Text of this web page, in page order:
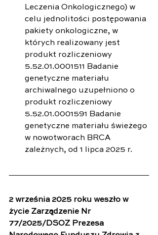
Leczenia Onkologicznego) w
celu jednolitości postępowania
pakiety onkologiczne, w
których realizowany jest
produkt rozliczeniowy
5.52.01.0001511 Badanie
genetyczne materiału
archiwalnego uzupełniono o
produkt rozliczeniowy
5.52.01.0001591 Badanie
genetyczne materiału świeżego
w nowotworach BRCA
zależnych, od 1 lipca 2025 r.
2 września 2025 roku weszło w
życie Zarządzenie Nr
77/2025/DSOZ Prezesa